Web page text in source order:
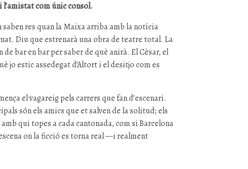
com únic consol.
saben res quan la Maixa arriba amb la notícia
Diu que estrenarà una obra de teatre total. La
bar en bar per saber de què anirà. El Cèsar, el
jo estic assedegat d’Altort i el desitjo com es
el vagareig pels carrers que fan d’escenari.
són els amics que et salven de la solitud; els
qui topes a cada cantonada, com si Barcelona
on la ficció es torna real —i realment